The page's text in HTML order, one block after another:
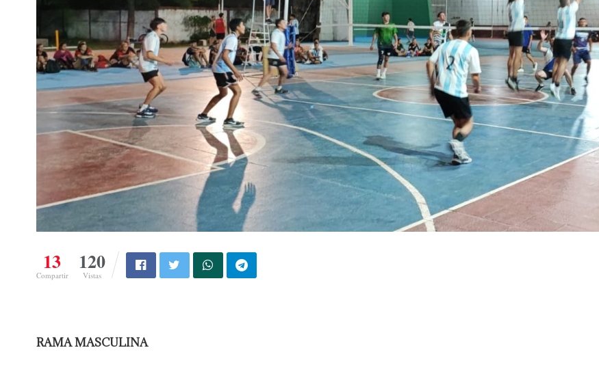
13
Compartir
120
Vistas
RAMA MASCULINA